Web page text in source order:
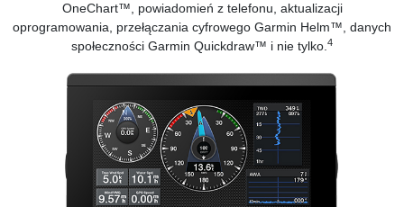
OneChart™, powiadomień z telefonu, aktualizacji
oprogramowania, przełączania cyfrowego Garmin Helm™, danych
społeczności Garmin Quickdraw™ i nie tylko.4